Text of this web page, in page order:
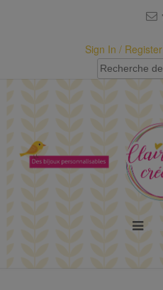
Sign In / Register
Recherche
pour :